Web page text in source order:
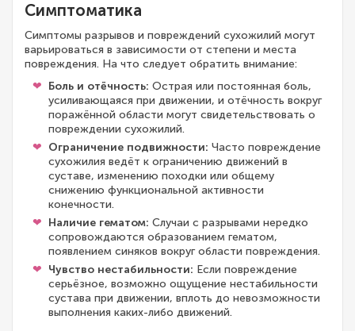
Симптоматика
Симптомы разрывов и повреждений сухожилий могут
варьироваться в зависимости от степени и места
повреждения. На что следует обратить внимание:
Боль и отёчность: Острая или постоянная боль,
усиливающаяся при движении, и отёчность вокруг
поражённой области могут свидетельствовать о
повреждении сухожилий.
Ограничение подвижности: Часто повреждение
сухожилия ведёт к ограничению движений в
суставе, изменению походки или общему
снижению функциональной активности
конечности.
Наличие гематом: Случаи с разрывами нередко
сопровождаются образованием гематом,
появлением синяков вокруг области повреждения.
Чувство нестабильности: Если повреждение
серьёзное, возможно ощущение нестабильности
сустава при движении, вплоть до невозможности
выполнения каких-либо движений.